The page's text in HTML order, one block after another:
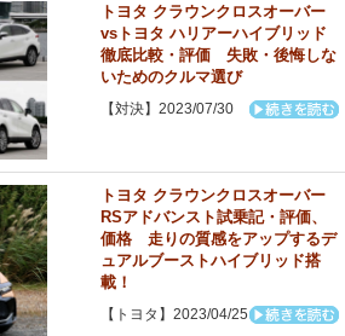
トヨタ クラウンクロスオーバー
vsトヨタ ハリアーハイブリッド
徹底比較・評価 失敗・後悔しな
いためのクルマ選び
【対決】2023/07/30
トヨタ クラウンクロスオーバー
RSアドバンスト試乗記・評価、
価格 走りの質感をアップするデ
ュアルブーストハイブリッド搭
載！
【トヨタ】2023/04/25